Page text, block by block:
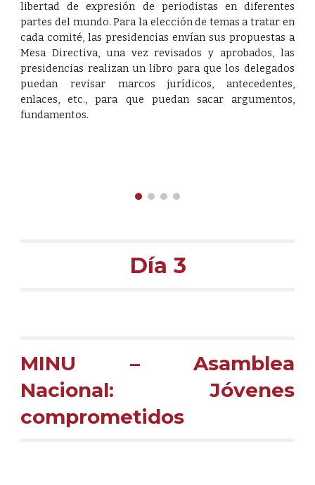
libertad de expresión de periodistas en diferentes
partes del mundo. Para la elección de temas a tratar en
cada comité, las presidencias envían sus propuestas a
Mesa Directiva, una vez revisados y aprobados, las
presidencias realizan un libro para que los delegados
puedan revisar marcos jurídicos, antecedentes,
enlaces, etc., para que puedan sacar argumentos,
fundamentos.
Día 3
MINU – Asamblea
Nacional: Jóvenes
comprometidos